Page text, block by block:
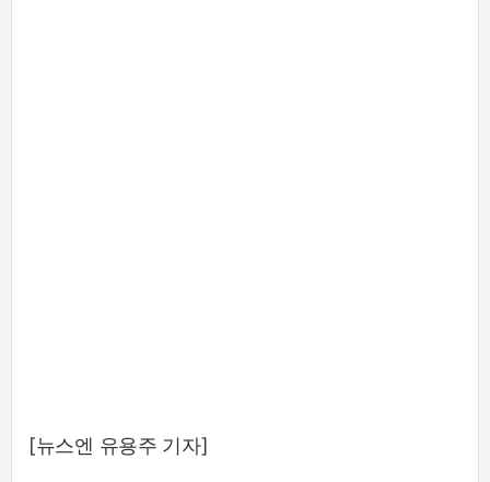
[뉴스엔 유용주 기자]